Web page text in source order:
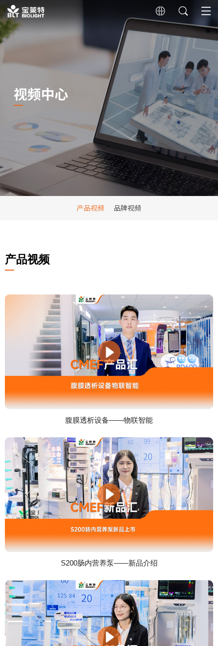
视频中心
产品视频 品牌视频
产品视频
腹膜透析设备——物联智能
S200肠内营养泵——新品介绍